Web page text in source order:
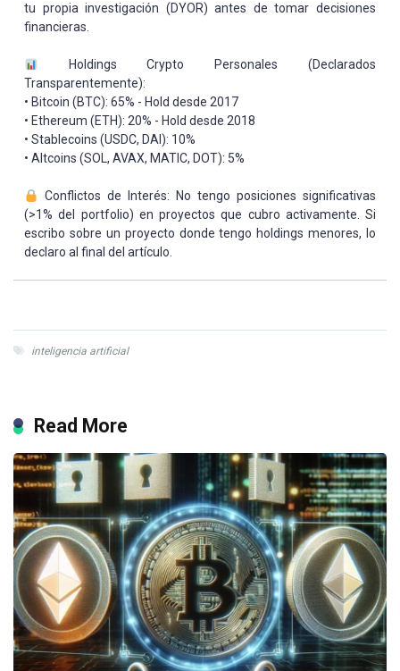
tu propia investigación (DYOR) antes de tomar decisiones
financieras.
Holdings Crypto Personales (Declarados
Transparentemente):
• Bitcoin (BTC): 65% - Hold desde 2017
• Ethereum (ETH): 20% - Hold desde 2018
• Stablecoins (USDC, DAI): 10%
• Altcoins (SOL, AVAX, MATIC, DOT): 5%
Conflictos de Interés: No tengo posiciones significativas
(>1% del portfolio) en proyectos que cubro activamente. Si
escribo sobre un proyecto donde tengo holdings menores, lo
declaro al final del artículo.
inteligencia artificial
Read More